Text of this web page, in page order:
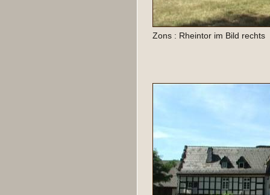
Zons : Rheintor im Bild rechts